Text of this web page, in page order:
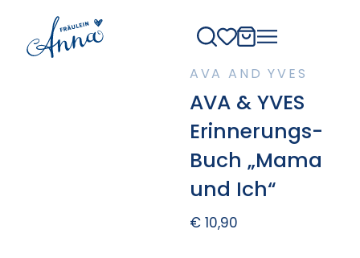
AVA AND YVES
AVA & YVES
Erinnerungs-
Buch „Mama
und Ich“
€10,90